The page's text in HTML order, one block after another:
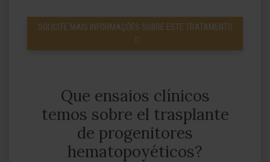
SOLICITE MAIS INFORMAÇÕES SOBRE ESTE TRATAMENTO
Que ensaios clínicos
temos sobre el trasplante
de progenitores
hematopoyéticos?